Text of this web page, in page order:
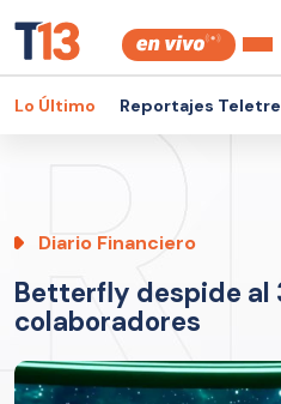
Lo Último Reportajes
Diario Financiero
Betterfly despide al
colaboradores